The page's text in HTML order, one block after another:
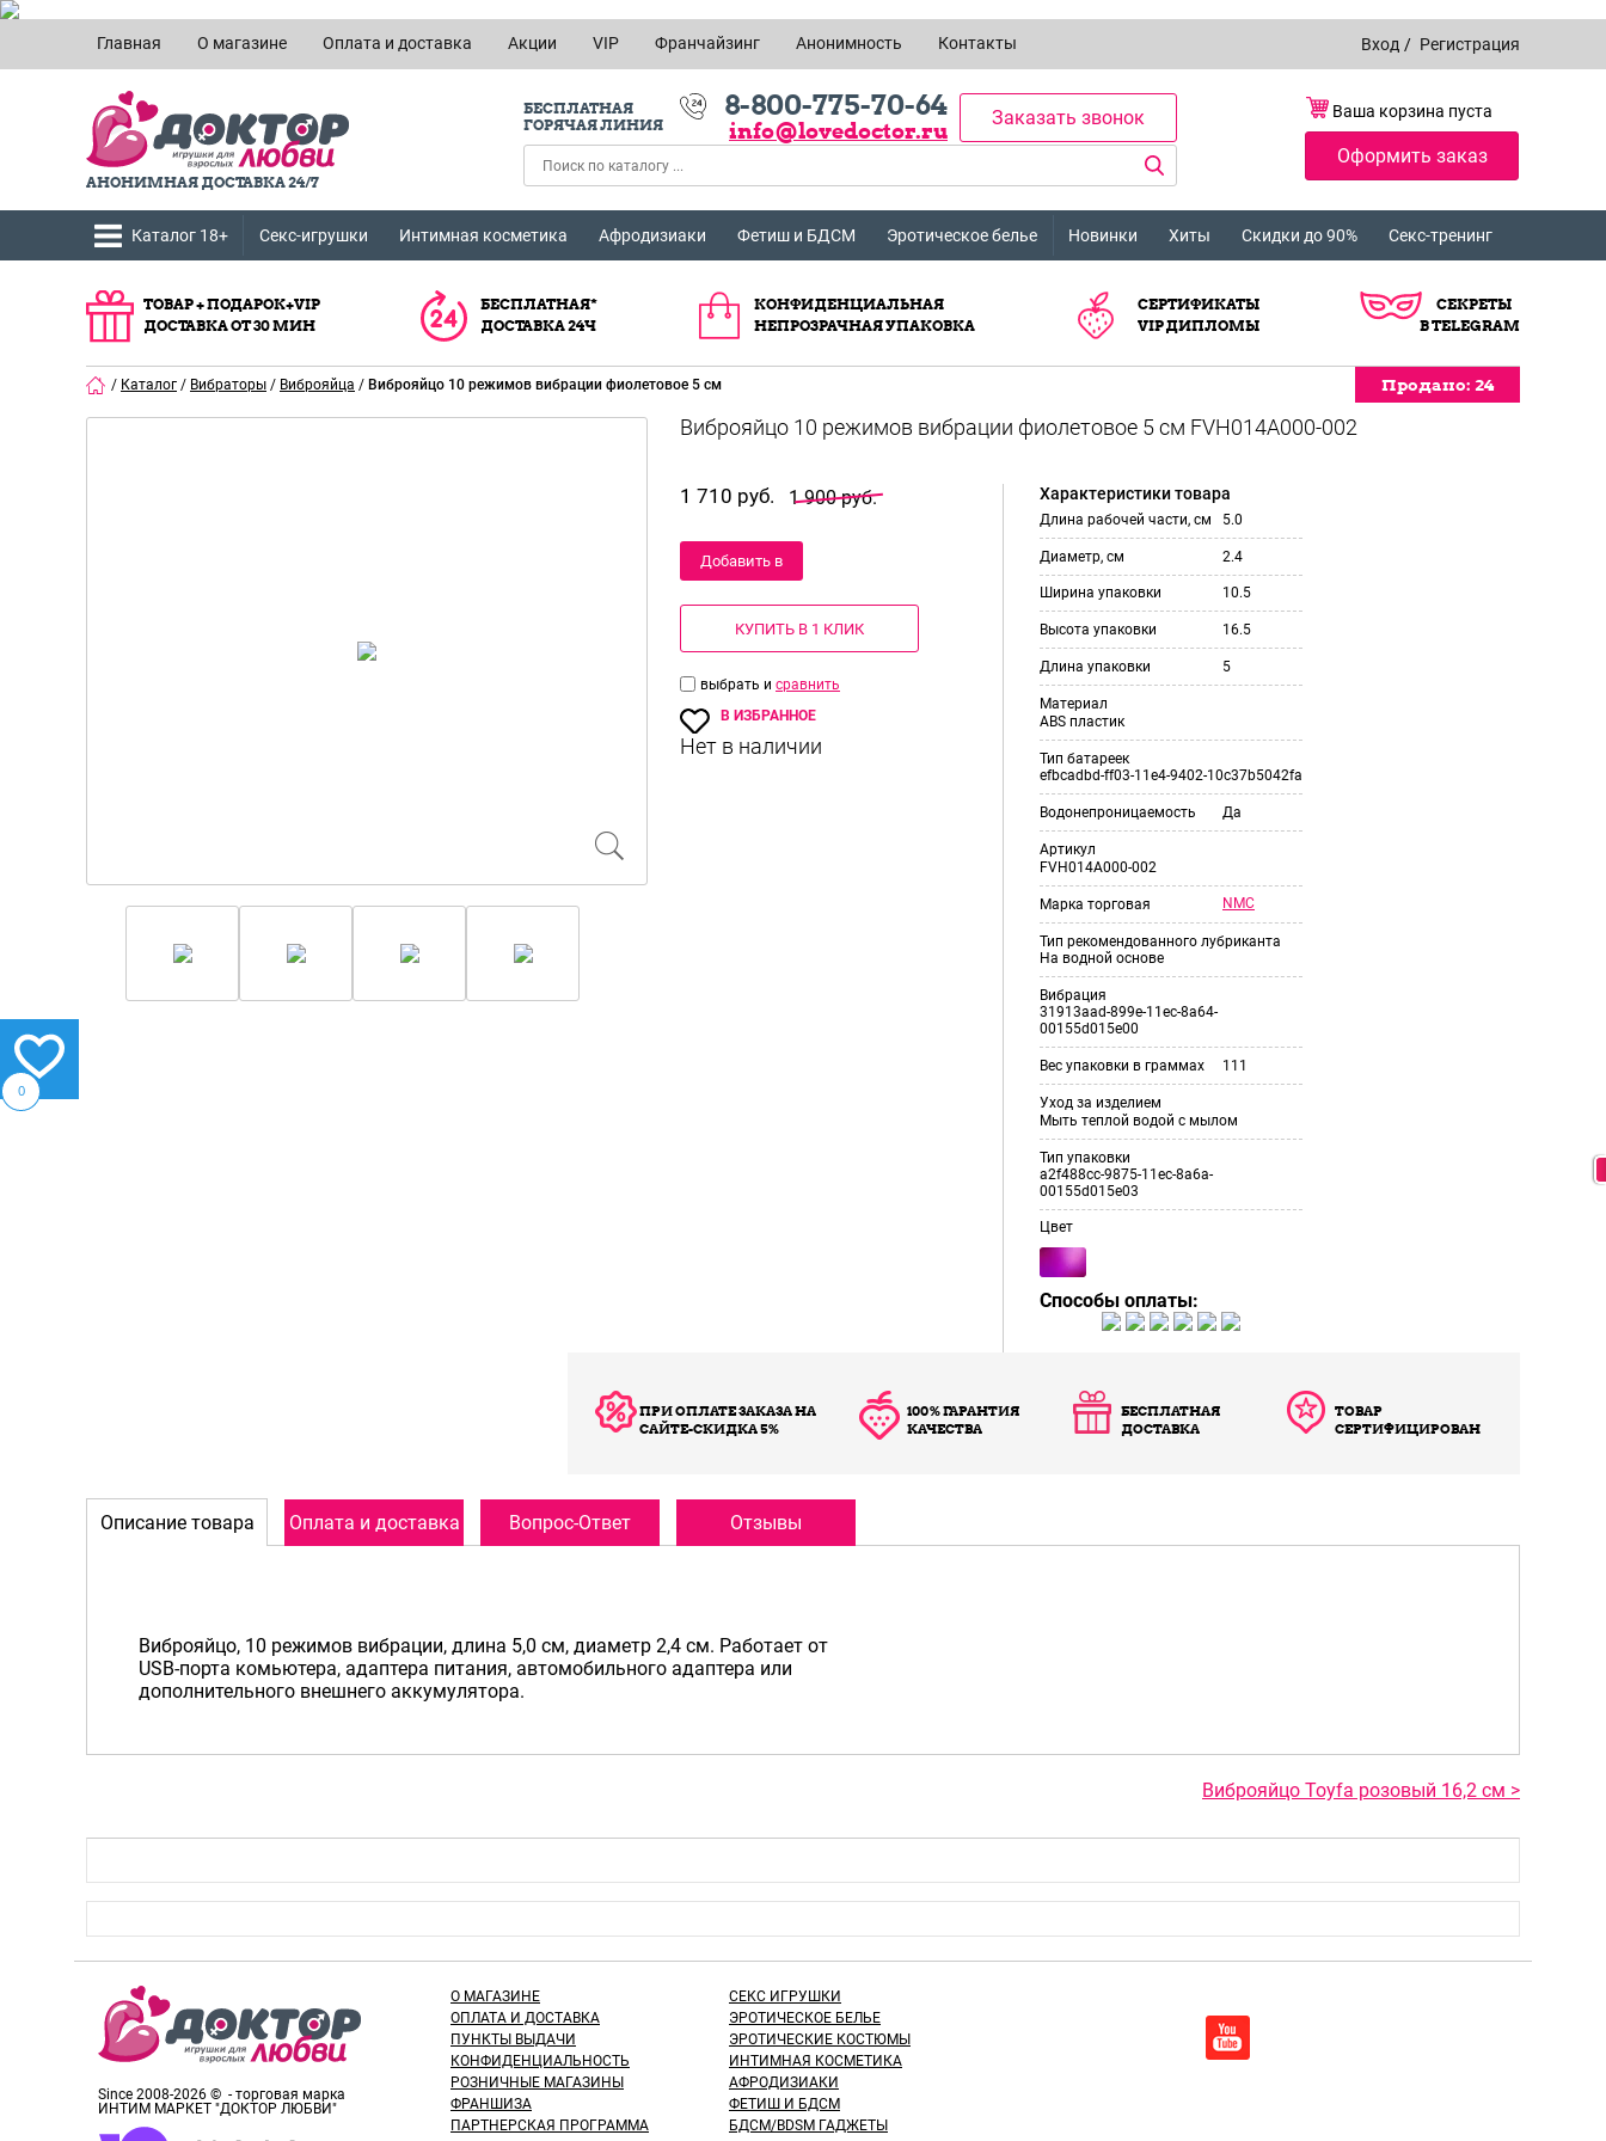
Главная О магазине Оплата и доставка Акции VIP Франчайзинг Анонимность Контакты Вход / Регистрация
АНОНИМНАЯ ДОСТАВКА 24/7
БЕСПЛАТНАЯ
ГОРЯЧАЯ ЛИНИЯ
8-800-775-70-64
info@lovedoctor.ru
Заказать звонок Ваша корзина пуста
Оформить заказ
Каталог 18+ Секс-игрушки Интимная косметика Афродизиаки Фетиш и БДСМ Эротическое белье Новинки Хиты Скидки до 90% Секс-тренинг
ТОВАР + ПОДАРОК+VIP
ДОСТАВКА ОТ 30 МИН
БЕСПЛАТНАЯ*
ДОСТАВКА 24Ч
КОНФИДЕНЦИАЛЬНАЯ
НЕПРОЗРАЧНАЯ УПАКОВКА
СЕРТИФИКАТЫ
VIP ДИПЛОМЫ
СЕКРЕТЫ
В TELEGRAM
/ Каталог / Вибраторы / Виброяйца / Виброяйцо 10 режимов вибрации фиолетовое 5 см Продано: 24
Продано: 24
Продано: 24
Продано: 24
1 710 руб. 1 900 руб.
Добавить в
корзину
КУПИТЬ В 1 КЛИК
выбрать и сравнить
В ИЗБРАННОЕ
Характеристики товара
Длина рабочей части, см 5.0
Диаметр, см 2.4
Ширина упаковки 10.5
Высота упаковки 16.5
Длина упаковки 5
Материал
ABS пластик
Тип батареек
efbcadbd-ff03-11e4-9402-10c37b5042fa
Водонепроницаемость Да
Артикул
FVH014A000-002
Марка торговая NMC
Тип рекомендованного лубриканта
На водной основе
Вибрация
31913aad-899e-11ec-8a64-
00155d015e00
Вес упаковки в граммах 111
Уход за изделием
Мыть теплой водой с мылом
Тип упаковки
a2f488cc-9875-11ec-8a6a-
00155d015e03
Цвет
Способы оплаты:
ПРИ ОПЛАТЕ ЗАКАЗА НА
САЙТЕ-СКИДКА 5%
100% ГАРАНТИЯ
КАЧЕСТВА
БЕСПЛАТНАЯ
ДОСТАВКА
ТОВАР
СЕРТИФИЦИРОВАН
Описание товара Оплата и доставка Вопрос-Ответ Отзывы
Виброяйцо, 10 режимов вибрации, длина 5,0 см, диаметр 2,4 см. Работает от
USB-порта комьютера, адаптера питания, автомобильного адаптера или
дополнительного внешнего аккумулятора.
Виброяйцо Toyfa розовый 16,2 см >
Since 2008-2026 © - торговая марка
ИНТИМ МАРКЕТ "ДОКТОР ЛЮБВИ"
О МАГАЗИНЕ
ОПЛАТА И ДОСТАВКА
ПУНКТЫ ВЫДАЧИ
КОНФИДЕНЦИАЛЬНОСТЬ
РОЗНИЧНЫЕ МАГАЗИНЫ
ФРАНШИЗА
ПАРТНЕРСКАЯ ПРОГРАММА
СЕКС ИГРУШКИ
ЭРОТИЧЕСКОЕ БЕЛЬЕ
ЭРОТИЧЕСКИЕ КОСТЮМЫ
ИНТИМНАЯ КОСМЕТИКА
АФРОДИЗИАКИ
ФЕТИШ И БДСМ
БДСМ/BDSM ГАДЖЕТЫ
0